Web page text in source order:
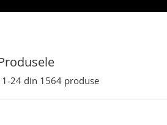
1-24 din 1564 produse